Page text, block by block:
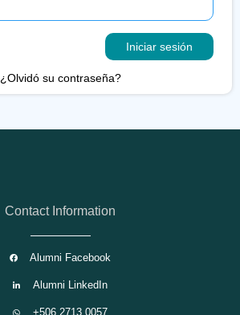
Iniciar sesión
¿Olvidó su contraseña?
Contact Information
Alumni Facebook
Alumni LinkedIn
+506 2713 0057